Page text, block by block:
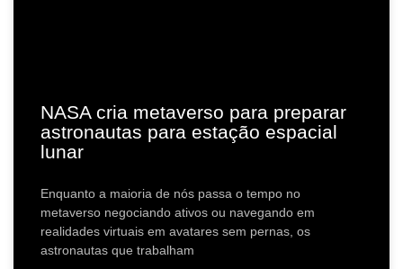
NASA cria metaverso para preparar
astronautas para estação espacial
lunar
Enquanto a maioria de nós passa o tempo no
metaverso negociando ativos ou navegando em
realidades virtuais em avatares sem pernas, os
astronautas que trabalham